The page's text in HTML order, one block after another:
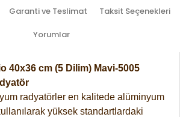
Garanti ve Teslimat Taksit Seçenekleri
Yorumlar
40x36 cm (5 Dilim) Mavi-5005
radyatörler en kalitede alüminyum
yüksek standartlardaki